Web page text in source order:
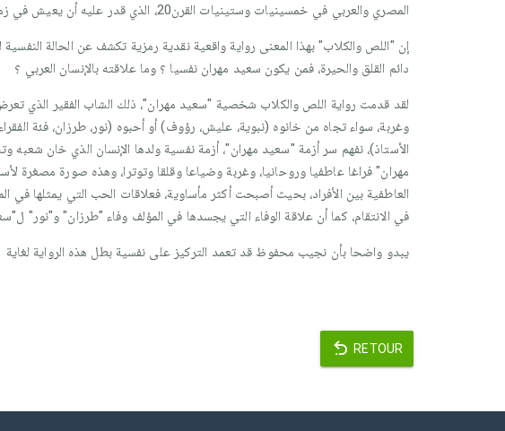
المصري والعربي في خمسينيات وستينيات القرن20، الذي قدر عليه أن يعيش في زمن غريب لا يأنس له ولا يشعر معه بالاطمئنان.
إن "اللص والكلاب" بهذا المعنى رواية واقعية نقدية رمزية تكشف عن الحالة
دائم القلق والحيرة، فمن يكون سعيد مهران نفسيا ؟ وما علاقته بالإنسان العربي ؟
لقد قدمت رواية اللص والكلاب شخصية "سعيد مهران"، ذلك الشاب الفقير الذي
وغربة، سواء تجاه من خانوه (نبوية، عليش، رؤوف) أو أحبوه (نور، طرزان، فئة
الأستاذ)، نفهم سر أزمة "سعيد مهران"، أزمة نفسية ولدها الإنسان الذي خان شعبه
مهران" فراغا عاطفيا وروحانيا، وغربة وضياعا وقلقا وتوترا، وهذه صورة مصغرة
العاطفية بين الأفراد، بحيث أصبحت أكثر مأساوية، فعلاقات الحب التي يمثلها
في الانتقام، كما أن علاقة الوفاء التي يجسدها في المؤلف وفاء "طرزان" و"نور"
يبدو واضحا بأن نجيب محفوظ قد تعمد التركيز على نفسية بطل هذه الرواية لغاية‎ كشف التحولات الصعبة التي يعيشها الإنسان المصري والعربي وتداعياتها على نفسية الفرد، خاصة الفقير الكادح.
RETOUR